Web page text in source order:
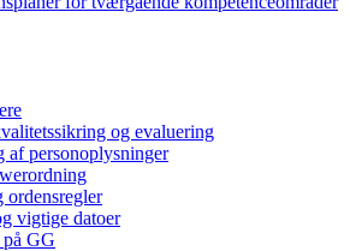
og evaluering
af personoplysninger
ordensregler
vigtige datoer
GG